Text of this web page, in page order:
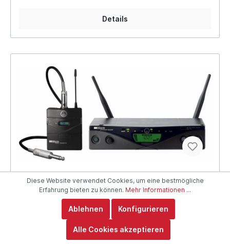
Details
AKG WMS470 Instrumental Set
Frequenzband:
Diese Website verwendet Cookies, um eine bestmögliche
Erfahrung bieten zu können. Mehr Informationen ...
Ablehnen Konfigurieren
Alle Cookies akzeptieren